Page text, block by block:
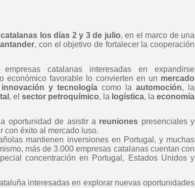
los días 2 y 3 de julio, en el marco de una
, con el objetivo de fortalecer la cooperación
catalanas interesadas en expandirse
económico favorable lo convierten en un mercado
innovación y tecnología como laautomoción, la
, el sector petroquímico, la logística, la economía
oportunidad de asistir a reuniones presenciales y
con éxito al mercado luso.
mantienen inversiones en Portugal, y muchas
más de 3.000 empresas catalanas cuentan con
concentración en Portugal, Estados Unidos y
interesadas en explorar nuevas oportunidades